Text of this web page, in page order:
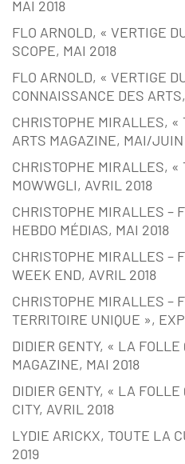
MAI 2018
FLO ARNOLD, « VERTIGE
SCOPE, MAI 2018
FLO ARNOLD, « VERTIGE
CONNAISSANCE DES
CHRISTOPHE MIRALLES, «
ARTS MAGAZINE, MAI/JUIN
CHRISTOPHE MIRALLES, «
MOWWGLI, AVRIL 2018
CHRISTOPHE MIRALLES –
HEBDO MÉDIAS, MAI 2018
CHRISTOPHE MIRALLES –
WEEK END, AVRIL 2018
CHRISTOPHE MIRALLES –
TERRITOIRE UNIQUE »,
DIDIER GENTY, « LA FOLLE
MAGAZINE, MAI 2018
DIDIER GENTY, « LA
CITY, AVRIL 2018
LYDIE ARICKX, TOUTE LA
2019